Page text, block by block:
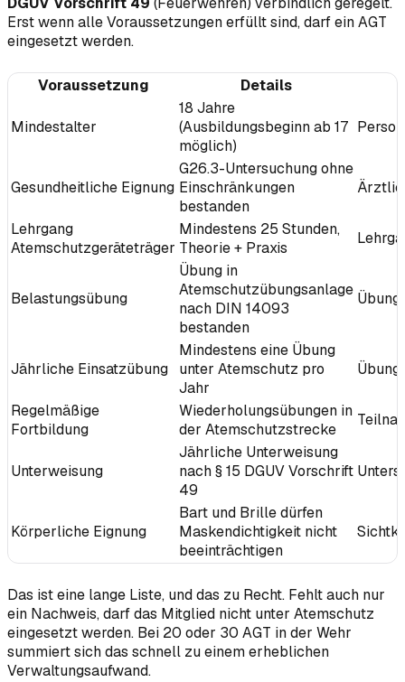
Erst wenn alle Voraussetzungen erfüllt sind, darf ein AGT
eingesetzt werden.
Voraussetzung Details
Mindestalter
18 Jahre
(Ausbildungsbeginn ab 17
möglich)
Gesundheitliche Eignung
G26.3-Untersuchung ohne
Einschränkungen
bestanden
Lehrgang
Atemschutzgeräteträger
Mindestens 25 Stunden,
Theorie + Praxis
Belastungsübung
Übung in
Atemschutzübungsanlage
nach DIN 14093
bestanden
Jährliche Einsatzübung
Mindestens eine Übung
unter Atemschutz pro
Jahr
Regelmäßige
Fortbildung
Wiederholungsübungen in
der Atemschutzstrecke
Unterweisung
Jährliche Unterweisung
nach § 15 DGUV Vorschrift
49
Körperliche Eignung
Bart und Brille dürfen
Maskendichtigkeit nicht
beeinträchtigen
Das ist eine lange Liste, und das zu Recht. Fehlt auch nur
ein Nachweis, darf das Mitglied nicht unter Atemschutz
eingesetzt werden. Bei 20 oder 30 AGT in der Wehr
summiert sich das schnell zu einem erheblichen
Verwaltungsaufwand.